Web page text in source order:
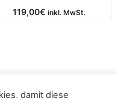
119,00€ inkl. MwSt.
damit diese